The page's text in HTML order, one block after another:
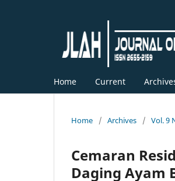
Home Current
Home / Archives / Vol. 9
Cemaran
Daging Ayam